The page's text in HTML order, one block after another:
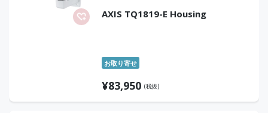
AXIS TQ1819-E Housing
お取り寄せ
¥83,950 (税抜)